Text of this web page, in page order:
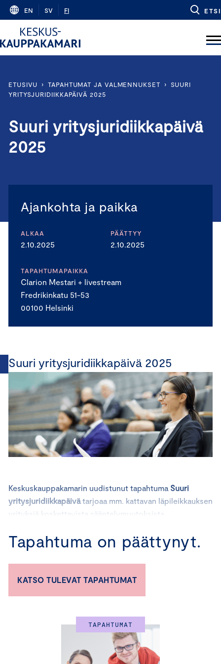
Skip
content
EN SV FI ETSI
ETUSIVU › TAPAHTUMAT JA VALMENNUKSET ›
SUURI
YRITYSJURIDIIKKAPÄIVÄ 2025
Suuri yritysjuridiikkapäivä
2025
Ajankohta ja paikka
ALKAA
2.10.2025
PÄÄTTYY
2.10.2025
TAPAHTUMAPAIKKA
Clarion Mestari + livestream
Fredrikinkatu 51-53
00100 Helsinki
Suuri yritysjuridiikkapäivä 2025
Keskuskauppakamarin uudistunut tapahtuma Suuri
yritysjuridiikkapäivätarjoaa mm. kattavan läpileikkauksen
yrityksiä koskettavista sääntelymuutoksista.
teemoihin johdattavat huippuasiantuntijat. Voit
osallistua tapahtumaan paikan päällä Helsingissä tai
etäyhteyden välityksellä.
Saat ajankohtaisen katsauksen yrityksiä koskeviin
Tapahtuma on päättynyt.
KATSO TULEVAT TAPAHTUMAT
TAPAHTUMAT